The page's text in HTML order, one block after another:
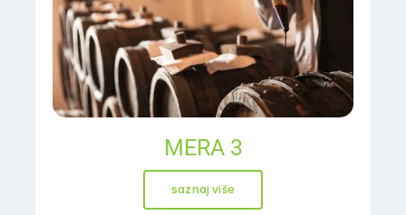
MERA 3
saznaj više